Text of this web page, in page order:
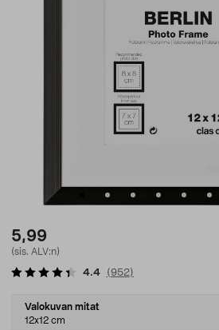
5,99
(sis. ALV:n)
4.4 (952)
Select
variant
Valokuvan mitat
12x12 cm